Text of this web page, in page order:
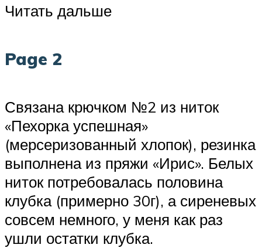
Читать дальше
Page 2
Связана крючком №2 из ниток
«Пехорка успешная»
(мерсеризованный хлопок), резинка
выполнена из пряжи «Ирис». Белых
ниток потребовалась половина
клубка (примерно 30г), а сиреневых
совсем немного, у меня как раз
ушли остатки клубка.